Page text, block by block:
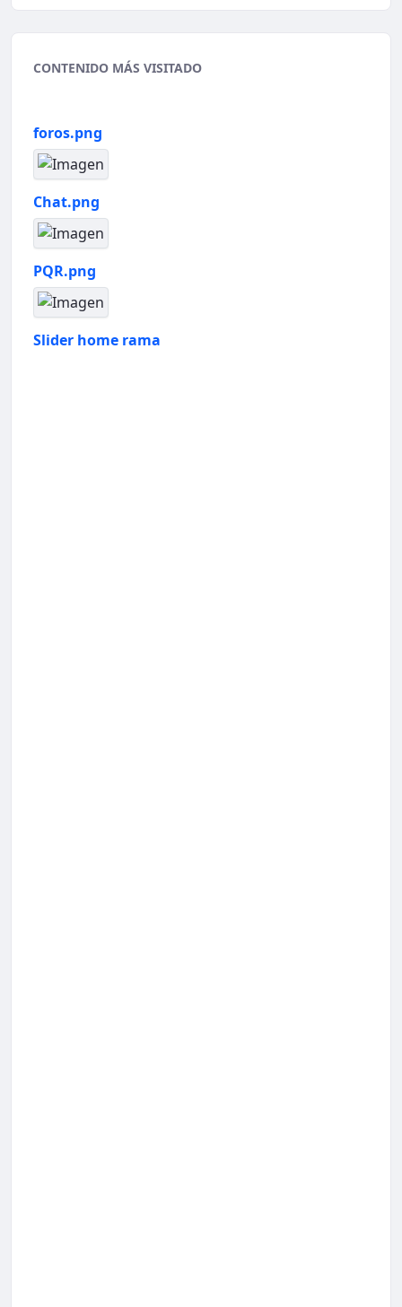
CONTENIDO MÁS VISITADO
foros.png
Chat.png
PQR.png
Slider home rama